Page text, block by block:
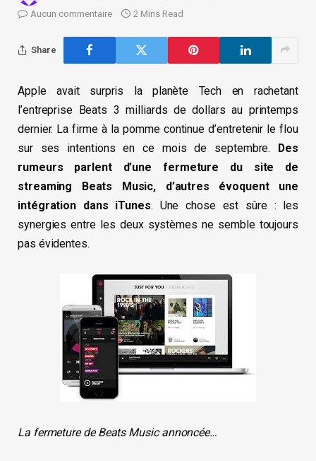
Aucun commentaire
2 Mins Read
Share
Apple avait surpris la planète Tech en rachetant
l’entreprise Beats 3 milliards de dollars au printemps
dernier. La firme à la pomme continue d’entretenir le flou
sur ses intentions en ce mois de septembre. Des
rumeurs parlent d’une fermeture du site de
streaming Beats Music, d’autres évoquent une
intégration dans iTunes. Une chose est sûre : les
synergies entre les deux systèmes ne semble toujours
pas évidentes.
La fermeture de Beats Music annoncée…